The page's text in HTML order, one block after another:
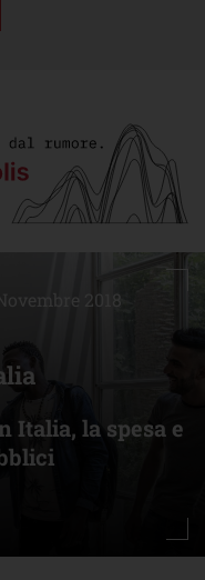
Italia, la spesa e
2018